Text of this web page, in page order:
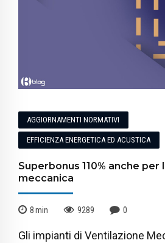
AGGIORNAMENTI NORMATIVI
EFFICIENZA ENERGETICA ED ACUSTICA
Superbonus 110% anche per
meccanica
8min 9289 0
Gli impianti di Ventilazione